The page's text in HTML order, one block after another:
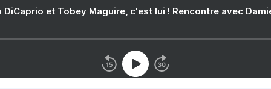
DiCaprio et Tobey Maguire, c'est lui ! Rencontre avec